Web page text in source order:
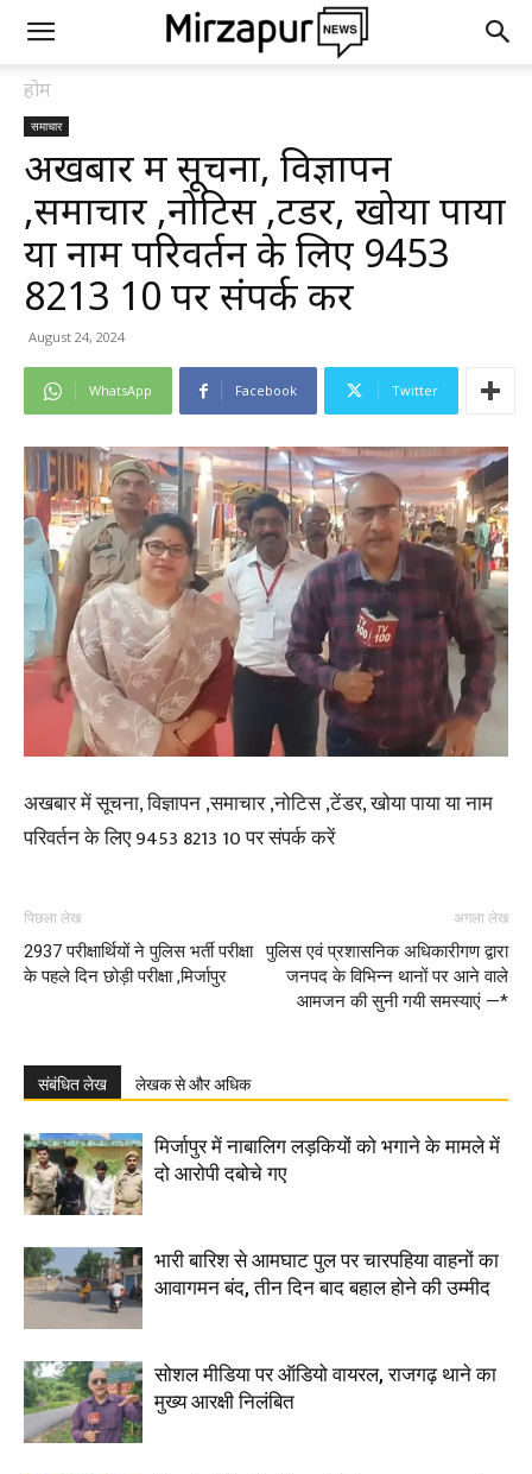
होम
समाचार
अखबार में सूचना, विज्ञापन
,समाचार ,नोटिस ,टेंडर, खोया पाया
या नाम परिवर्तन के लिए 9453
8213 10 पर संपर्क करें
August 24, 2024
WhatsApp Facebook Twitter
अखबार में सूचना, विज्ञापन ,समाचार ,नोटिस ,टेंडर, खोया पाया या नाम
परिवर्तन के लिए 9453 8213 10 पर संपर्क करें
पिछला लेख
2937 परीक्षार्थियों ने पुलिस भर्ती परीक्षा
के पहले दिन छोड़ी परीक्षा ,मिर्जापुर
अगला लेख
पुलिस एवं प्रशासनिक अधिकारीगण द्वारा
जनपद के विभिन्न थानों पर आने वाले
आमजन की सुनी गयी समस्याएं —*
संबंधित लेख लेखक से और अधिक
मिर्जापुर में नाबालिग लड़कियों को भगाने के मामले में
दो आरोपी दबोचे गए
भारी बारिश से आमघाट पुल पर चारपहिया वाहनों का
आवागमन बंद, तीन दिन बाद बहाल होने की उम्मीद
सोशल मीडिया पर ऑडियो वायरल, राजगढ़ थाने का
मुख्य आरक्षी निलंबित